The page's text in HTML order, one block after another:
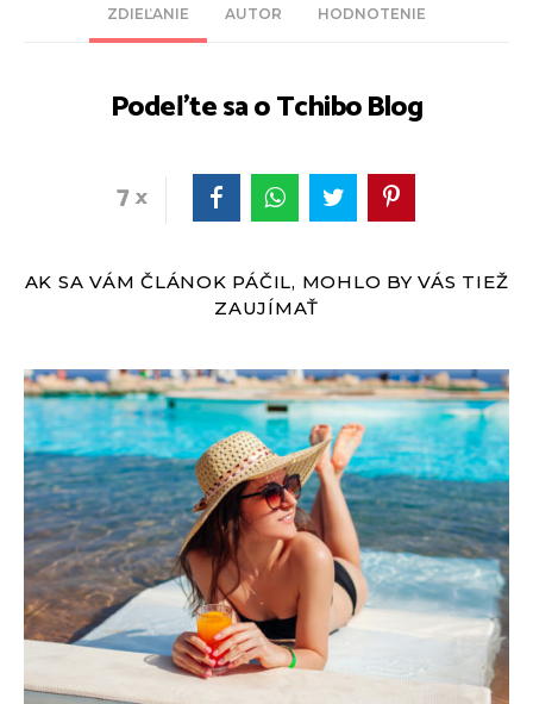
ZDIEĽANIE AUTOR HODNOTENIE
Podeľte sa o Tchibo Blog
7
AK SA VÁM ČLÁNOK PÁČIL, MOHLO BY VÁS TIEŽ
ZAUJÍMAŤ